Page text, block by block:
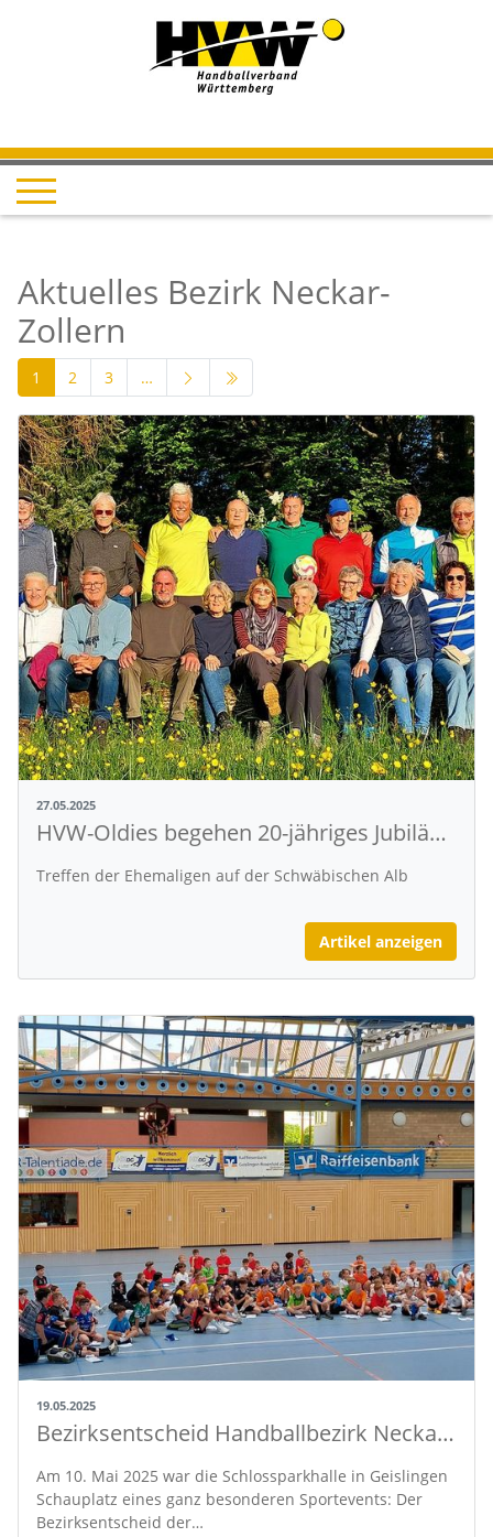
Aktuelles Bezirk Neckar-
Zollern
1 2 3 …
27.05.2025
HVW-Oldies begehen 20-jähriges Jubiläum
Treffen der Ehemaligen auf der Schwäbischen Alb
Artikel anzeigen
19.05.2025
Bezirksentscheid Handballbezirk Neckar-Zollern – Talente glänzen in der Schlossparkhalle
Am 10. Mai 2025 war die Schlossparkhalle in Geislingen
Schauplatz eines ganz besonderen Sportevents: Der
Bezirksentscheid der…